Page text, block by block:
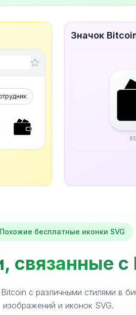
Значок
Похожие бесплатные иконки SVG
связанные с
с различными стилями в
изображений и иконок SVG.